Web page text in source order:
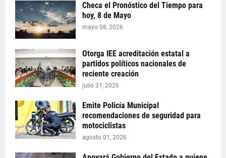
Checa el Pronóstico del Tiempo para
hoy, 8 de Mayo
mayo 08, 2026
Otorga IEE acreditación estatal a
partidos políticos nacionales de
reciente creación
julio 31, 2026
Emite Policía Municipal
recomendaciones de seguridad para
motociclistas
agosto 01, 2026